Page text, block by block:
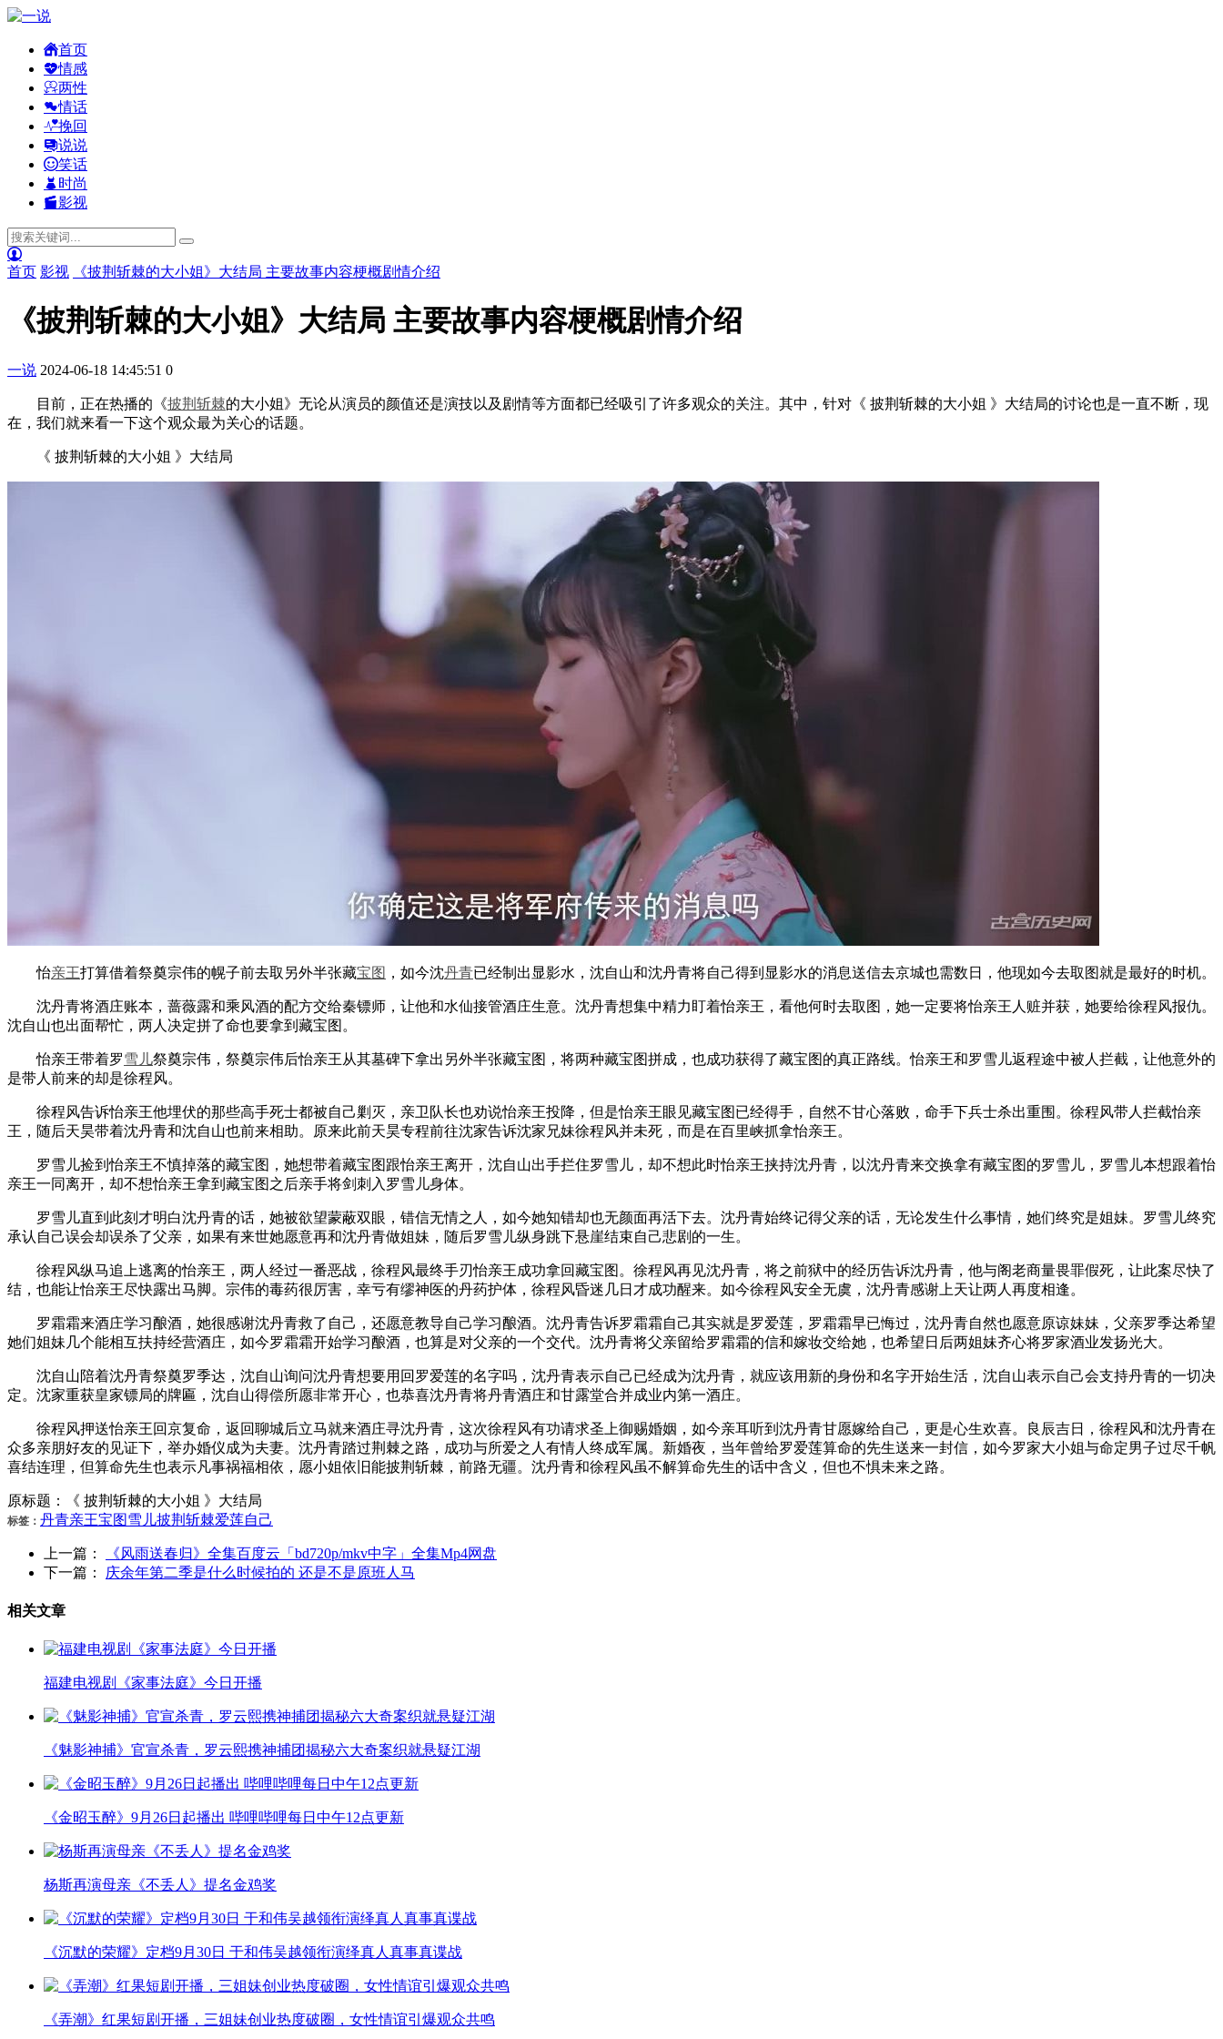
首页
情感
两性
情话
挽回
说说
笑话
时尚
影视
首页 影视 《披荆斩棘的大小姐》大结局 主要故事内容梗概剧情介绍
《披荆斩棘的大小姐》大结局 主要故事内容梗概剧情介绍
一说 2024-06-18 14:45:51 0
目前，正在热播的《披荆斩棘的大小姐》无论从演员的颜值还是演技以及剧情等方面都已经吸引了许多观众的关注。其中，针对《 披荆斩棘的大小姐 》大结局的讨论也是一直不断，现
在，我们就来看一下这个观众最为关心的话题。
《 披荆斩棘的大小姐 》大结局
怡亲王打算借着祭奠宗伟的幌子前去取另外半张藏宝图 ，如今沈丹青已经制出显影水，沈自山和沈丹青将自己得到显影水的消息送信去京城也需数日，他现如今去取图就是最好的时机。
沈丹青将酒庄账本，蔷薇露和乘风酒的配方交给秦镖师，让他和水仙接管酒庄生意。沈丹青想集中精力盯着怡亲王，看他何时去取图，她一定要将怡亲王人赃并获，她要给徐程风报仇。
沈自山也出面帮忙，两人决定拼了命也要拿到藏宝图。
怡亲王带着罗雪儿祭奠宗伟，祭奠宗伟后怡亲王从其墓碑下拿出另外半张藏宝图，将两种藏宝图拼成，也成功获得了藏宝图的真正路线。怡亲王和罗雪儿返程途中被人拦截，让他意外的
是带人前来的却是徐程风。
徐程风告诉怡亲王他埋伏的那些高手死士都被自己剿灭，亲卫队长也劝说怡亲王投降，但是怡亲王眼见藏宝图已经得手，自然不甘心落败，命手下兵士杀出重围。徐程风带人拦截怡亲
王，随后天昊带着沈丹青和沈自山也前来相助。原来此前天昊专程前往沈家告诉沈家兄妹徐程风并未死，而是在百里峡抓拿怡亲王。
罗雪儿捡到怡亲王不慎掉落的藏宝图，她想带着藏宝图跟怡亲王离开，沈自山出手拦住罗雪儿，却不想此时怡亲王挟持沈丹青，以沈丹青来交换拿有藏宝图的罗雪儿，罗雪儿本想跟着怡
亲王一同离开，却不想怡亲王拿到藏宝图之后亲手将剑刺入罗雪儿身体。
罗雪儿直到此刻才明白沈丹青的话，她被欲望蒙蔽双眼，错信无情之人，如今她知错却也无颜面再活下去。沈丹青始终记得父亲的话，无论发生什么事情，她们终究是姐妹。罗雪儿终究
承认自己误会却误杀了父亲，如果有来世她愿意再和沈丹青做姐妹，随后罗雪儿纵身跳下悬崖结束自己悲剧的一生。
徐程风纵马追上逃离的怡亲王，两人经过一番恶战，徐程风最终手刃怡亲王成功拿回藏宝图。徐程风再见沈丹青，将之前狱中的经历告诉沈丹青，他与阁老商量畏罪假死，让此案尽快了
结，也能让怡亲王尽快露出马脚。宗伟的毒药很厉害，幸亏有缪神医的丹药护体，徐程风昏迷几日才成功醒来。如今徐程风安全无虞，沈丹青感谢上天让两人再度相逢。
罗霜霜来酒庄学习酿酒，她很感谢沈丹青救了自己，还愿意教导自己学习酿酒。沈丹青告诉罗霜霜自己其实就是罗爱莲，罗霜霜早已悔过，沈丹青自然也愿意原谅妹妹，父亲罗季达希望
她们姐妹几个能相互扶持经营酒庄，如今罗霜霜开始学习酿酒，也算是对父亲的一个交代。沈丹青将父亲留给罗霜霜的信和嫁妆交给她，也希望日后两姐妹齐心将罗家酒业发扬光大。
沈自山陪着沈丹青祭奠罗季达，沈自山询问沈丹青想要用回罗爱莲的名字吗，沈丹青表示自己已经成为沈丹青，就应该用新的身份和名字开始生活，沈自山表示自己会支持丹青的一切决
定。沈家重获皇家镖局的牌匾，沈自山得偿所愿非常开心，也恭喜沈丹青将丹青酒庄和甘露堂合并成业内第一酒庄。
徐程风押送怡亲王回京复命，返回聊城后立马就来酒庄寻沈丹青，这次徐程风有功请求圣上御赐婚姻，如今亲耳听到沈丹青甘愿嫁给自己，更是心生欢喜。良辰吉日，徐程风和沈丹青在
众多亲朋好友的见证下，举办婚仪成为夫妻。沈丹青踏过荆棘之路，成功与所爱之人有情人终成军属。新婚夜，当年曾给罗爱莲算命的先生送来一封信，如今罗家大小姐与命定男子过尽千帆
喜结连理，但算命先生也表示凡事祸福相依，愿小姐依旧能披荆斩棘，前路无疆。沈丹青和徐程风虽不解算命先生的话中含义，但也不惧未来之路。
原标题：《 披荆斩棘的大小姐 》大结局
标签： 丹青亲王宝图雪儿披荆斩棘爱莲自己
上一篇：
《风雨送春归》全集百度云「bd720p/mkv中字」全集Mp4网盘
下一篇：
庆余年第二季是什么时候拍的 还是不是原班人马
相关文章
福建电视剧《家事法庭》今日开播
《魅影神捕》官宣杀青，罗云熙携神捕团揭秘六大奇案织就悬疑江湖
《金昭玉醉》9月26日起播出 哔哩哔哩每日中午12点更新
杨斯再演母亲《不丢人》提名金鸡奖
《沉默的荣耀》定档9月30日 于和伟吴越领衔演绎真人真事真谍战
《弄潮》红果短剧开播，三姐妹创业热度破圈，女性情谊引爆观众共鸣